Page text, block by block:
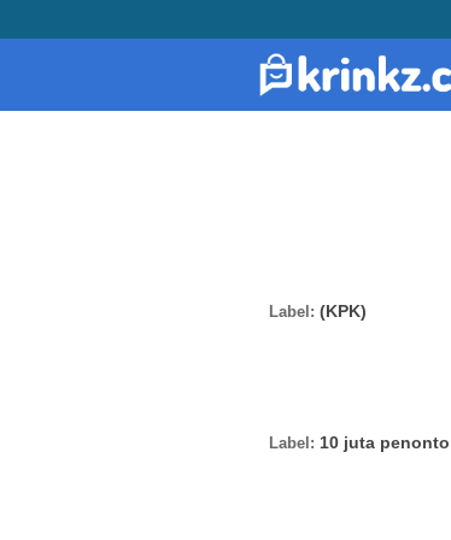
(KPK)
10 juta